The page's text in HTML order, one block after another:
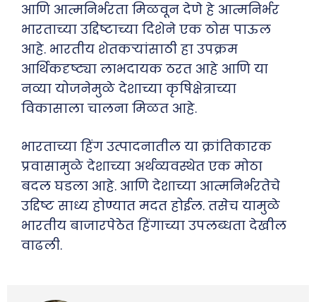
आणि आत्मनिर्भरता मिळवून देणे हे आत्मनिर्भर
भारताच्या उद्दिष्टाच्या दिशेने एक ठोस पाऊल
आहे. भारतीय शेतकऱ्यांसाठी हा उपक्रम
आर्थिकदृष्ट्या लाभदायक ठरत आहे आणि या
नव्या योजनेमुळे देशाच्या कृषिक्षेत्राच्या
विकासाला चालना मिळत आहे.
भारताच्या हिंग उत्पादनातील या क्रांतिकारक
प्रवासामुळे देशाच्या अर्थव्यवस्थेत एक मोठा
बदल घडला आहे. आणि देशाच्या आत्मनिर्भरतेचे
उद्दिष्ट साध्य होण्यात मदत होईल. तसेच यामुळे
भारतीय बाजारपेठेत हिंगाच्या उपलब्धता देखील
वाढली.